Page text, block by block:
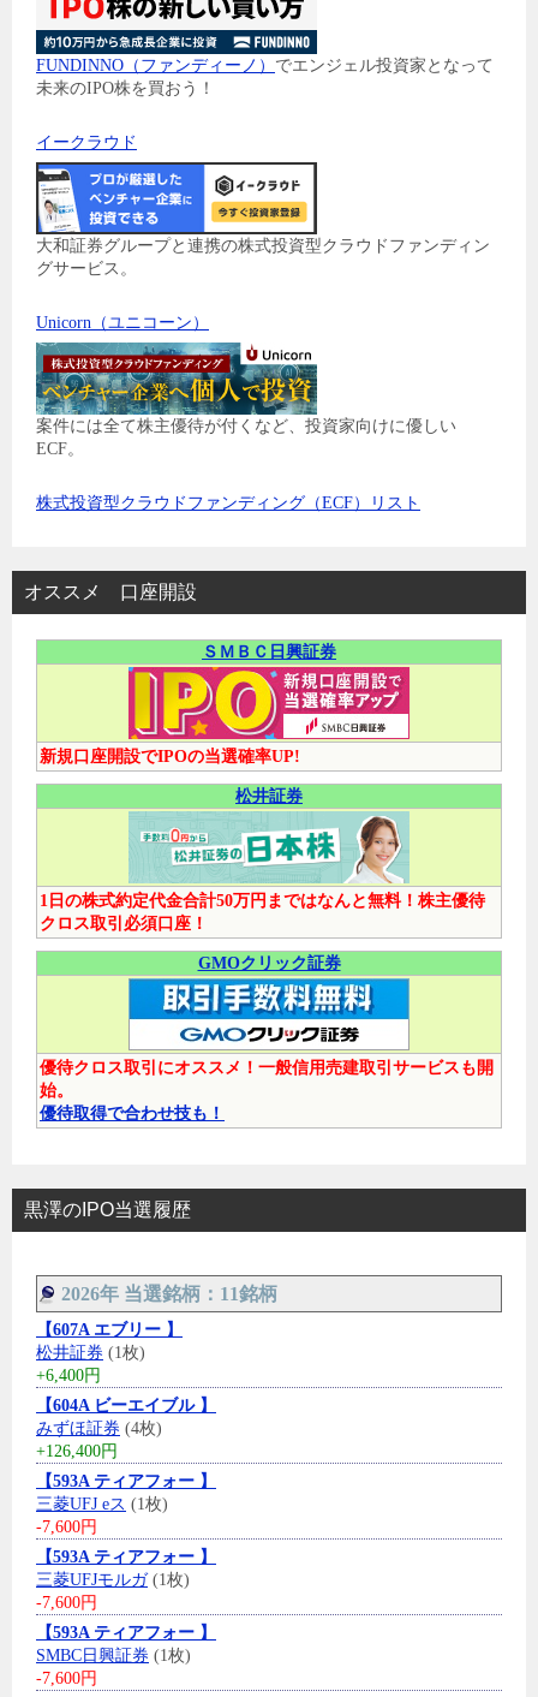
FUNDINNO（ファンディーノ） でエンジェル投資家となって
未来のIPO株を買おう！
イークラウド
大和証券グループと連携の株式投資型クラウドファンディン
グサービス。
Unicorn（ユニコーン）
案件には全て株主優待が付くなど、投資家向けに優しい
ECF。
株式投資型クラウドファンディング（ECF）リスト
オススメ 口座開設
ＳＭＢＣ日興証券
新規口座開設でIPOの当選確率UP!
松井証券
1日の株式約定代金合計50万円まではなんと無料！株主優待
クロス取引必須口座！
GMOクリック証券
優待クロス取引にオススメ！一般信用売建取引サービスも開
始。
優待取得で合わせ技も！
黒澤のIPO当選履歴
2026年 当選銘柄：11銘柄
【607A エブリー 】
松井証券 (1枚)
+6,400円
【604A ビーエイブル 】
みずほ証券 (4枚)
+126,400円
【593A ティアフォー 】
三菱UFJ eス (1枚)
-7,600円
【593A ティアフォー 】
三菱UFJモルガ(1枚)
-7,600円
【593A ティアフォー 】
SMBC日興証券 (1枚)
-7,600円